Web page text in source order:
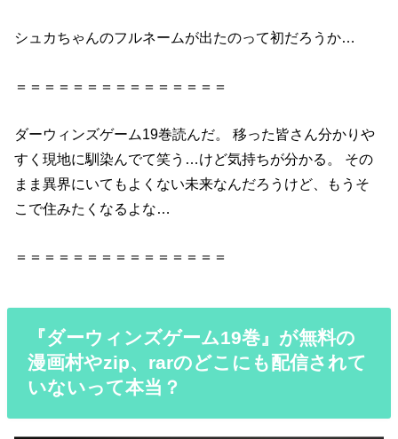
シュカちゃんのフルネームが出たのって初だろうか…
＝＝＝＝＝＝＝＝＝＝＝＝＝＝＝
ダーウィンズゲーム19巻読んだ。 移った皆さん分かりや
すく現地に馴染んでて笑う…けど気持ちが分かる。 その
まま異界にいてもよくない未来なんだろうけど、もうそ
こで住みたくなるよな…
＝＝＝＝＝＝＝＝＝＝＝＝＝＝＝
『ダーウィンズゲーム19巻』が無料の
漫画村やzip、rarのどこにも配信されて
いないって本当？